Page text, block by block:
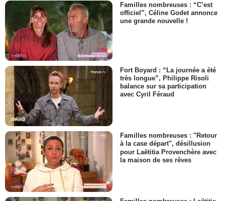
Familles nombreuses : “C’est
officiel”, Céline Godet annonce
une grande nouvelle !
Fort Boyard : “La journée a été
très longue”, Philippe Risoli
balance sur sa participation
avec Cyril Féraud
Familles nombreuses : "Retour
à la case départ", désillusion
pour Laëtitia Provenchère avec
la maison de ses rêves